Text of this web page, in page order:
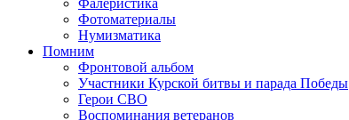
Фалеристика
Фотоматериалы
Нумизматика
Помним
Фронтовой альбом
Участники Курской битвы и парада Победы
Герои СВО
Воспоминания ветеранов